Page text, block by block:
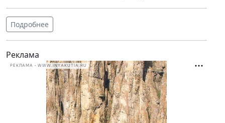
Подробнее
Реклама
РЕКЛАМА • WWW.INYAKUTIA.RU